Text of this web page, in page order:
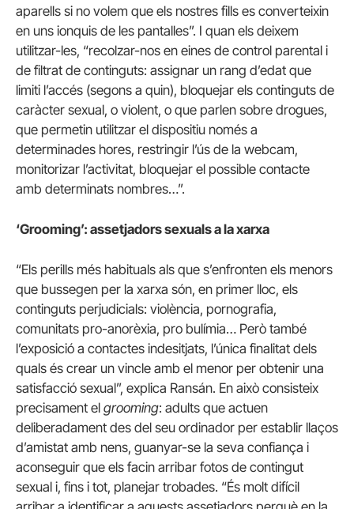
aparells si no volem que els nostres fills es converteixin
en uns ionquis de les pantalles”. I quan els deixem
utilitzar-les, “recolzar-nos en eines de control parental i
de filtrat de continguts: assignar un rang d’edat que
limiti l’accés (segons a quin), bloquejar els continguts de
caràcter sexual, o violent, o que parlen sobre drogues,
que permetin utilitzar el dispositiu només a
determinades hores, restringir l’ús de la webcam,
monitorizar l’activitat, bloquejar el possible contacte
amb determinats nombres…”.
‘Grooming’: assetjadors sexuals a la xarxa
“Els perills més habituals als que s’enfronten els menors
que bussegen per la xarxa són, en primer lloc, els
continguts perjudicials: violència, pornografia,
comunitats pro-anorèxia, pro bulímia… Però també
l’exposició a contactes indesitjats, l’única finalitat dels
quals és crear un vincle amb el menor per obtenir una
satisfacció sexual”, explica Ransán. En això consisteix
precisament el grooming: adults que actuen
deliberadament des del seu ordinador per establir llaços
d’amistat amb nens, guanyar-se la seva confiança i
aconseguir que els facin arribar fotos de contingut
sexual i, fins i tot, planejar trobades. “És molt difícil